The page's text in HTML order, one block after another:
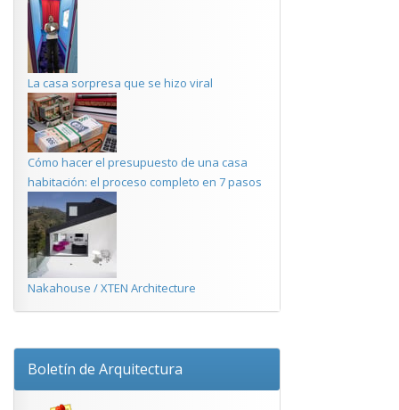
La casa sorpresa que se hizo viral
Cómo hacer el presupuesto de una casa
habitación: el proceso completo en 7 pasos
Nakahouse / XTEN Architecture
Boletín de Arquitectura